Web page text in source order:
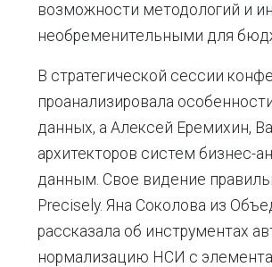
возможности методологий и
необременительными для
В стратегической сессии
проанализировала
данных, а Алексей Еремихин,
архитекторов систем бизнес-
данным. Свое видение
Precisely. Яна Соколова из
рассказала об инструментах
нормализацию НСИ с